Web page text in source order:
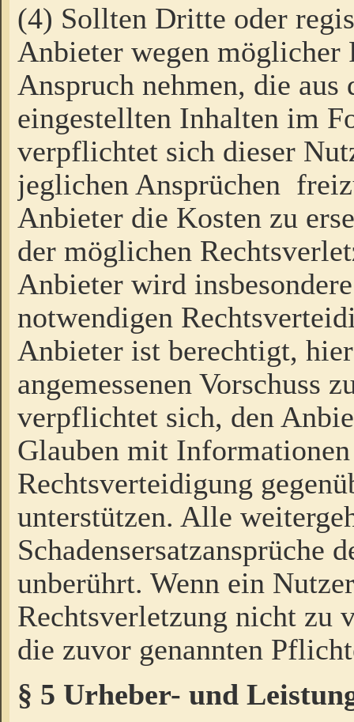
(4) Sollten Dritte oder
Anbieter wegen möglicher
Anspruch nehmen, die
eingestellten Inhalten im
verpflichtet sich dieser
jeglichen Ansprüchen
Anbieter die Kosten zu
der möglichen
Anbieter wird
notwendigen
Anbieter ist berechtigt,
angemessenen Vorschuss
verpflichtet sich, den
Glauben mit
Rechtsverteidigung
unterstützen. Alle
Schadensersatzansprüche
unberührt. Wenn ein
Rechtsverletzung nicht zu
die zuvor genannten
§ 5 Urheber- und